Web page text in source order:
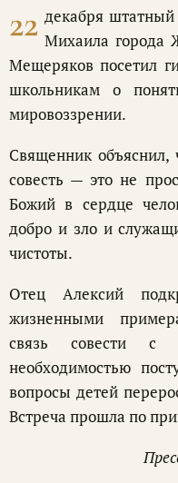
22 декабря
Михаила города
Мещеряков посетил
школьникам о
мировоззрении.
Священник объяснил,
совесть — это не
Божий в сердце
добро и зло и
чистоты.
Отец Алексий
жизненными
связь совести с
необходимостью
вопросы детей
Встреча прошла по